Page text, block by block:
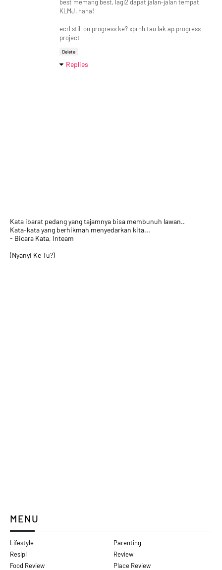
best memang best, lagi2 dapat jalan-jalan tempat
KLMJ, haha!
ecrl still on progress ke? xprnh tau lak ap progress
project
Delete
Replies
Kata ibarat pedang yang tajamnya bisa membunuh lawan..
Kata-kata yang berhikmah menyedarkan kita...
- Bicara Kata, Inteam
(Nyanyi Ke Tu?)
MENU
Lifestyle
Parenting
Resipi
Review
Food Review
Place Review